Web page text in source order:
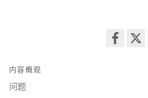
内容概观
问题